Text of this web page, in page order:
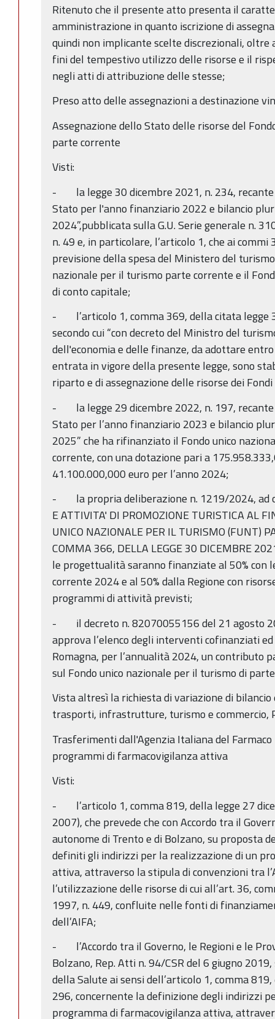
Ritenuto che il presente atto presenta il
amministrazione in quanto iscrizione di
quindi non implicante scelte discrezionali,
fini del tempestivo utilizzo delle risorse e il
negli atti di attribuzione delle stesse;
Preso atto delle assegnazioni a destinazione
Assegnazione dello Stato delle risorse del
parte corrente
Visti:
- la legge 30 dicembre 2021, n. 234, recante
Stato per l'anno finanziario 2022 e bilancio
2024”,pubblicata sulla G.U. Serie generale n.
n. 49 e, in particolare, l’articolo 1, che ai
previsione della spesa del Ministero del
nazionale per il turismo parte corrente e il
di conto capitale;
- l’articolo 1, comma 369, della citata legge
secondo cui “con decreto del Ministro del
dell'economia e delle finanze, da adottare
entrata in vigore della presente legge, sono
riparto e di assegnazione delle risorse dei Fondi
- la legge 29 dicembre 2022, n. 197, recante
Stato per l’anno finanziario 2023 e bilancio
2025” che ha rifinanziato il Fondo unico
corrente, con una dotazione pari a
41.100.000,000 euro per l’anno 2024;
- la propria deliberazione n. 1219/2024, ad
E ATTIVITA' DI PROMOZIONE TURISTICA AL
UNICO NAZIONALE PER IL TURISMO (FUNT)
COMMA 366, DELLA LEGGE 30 DICEMBRE
le progettualità saranno finanziate al 50% con
corrente 2024 e al 50% dalla Regione con
programmi di attività previsti;
- il decreto n. 82070055156 del 21 agosto
approva l’elenco degli interventi cofinanziati
Romagna, per l’annualità 2024, un contributo
sul Fondo unico nazionale per il turismo di
Vista altresì la richiesta di variazione di
trasporti, infrastrutture, turismo e commercio,
Trasferimenti dall'Agenzia Italiana del
programmi di farmacovigilanza attiva
Visti:
- l’articolo 1, comma 819, della legge 27
2007), che prevede che con Accordo tra il
autonome di Trento e di Bolzano, su proposta
definiti gli indirizzi per la realizzazione di un
attiva, attraverso la stipula di convenzioni tra
l’utilizzazione delle risorse di cui all’art. 36,
1997, n. 449, confluite nelle fonti di
dell’AIFA;
- l’Accordo tra il Governo, le Regioni e le
Bolzano, Rep. Atti n. 94/CSR del 6 giugno
della Salute ai sensi dell’articolo 1, comma
296, concernente la definizione degli indirizzi
programma di farmacovigilanza attiva,